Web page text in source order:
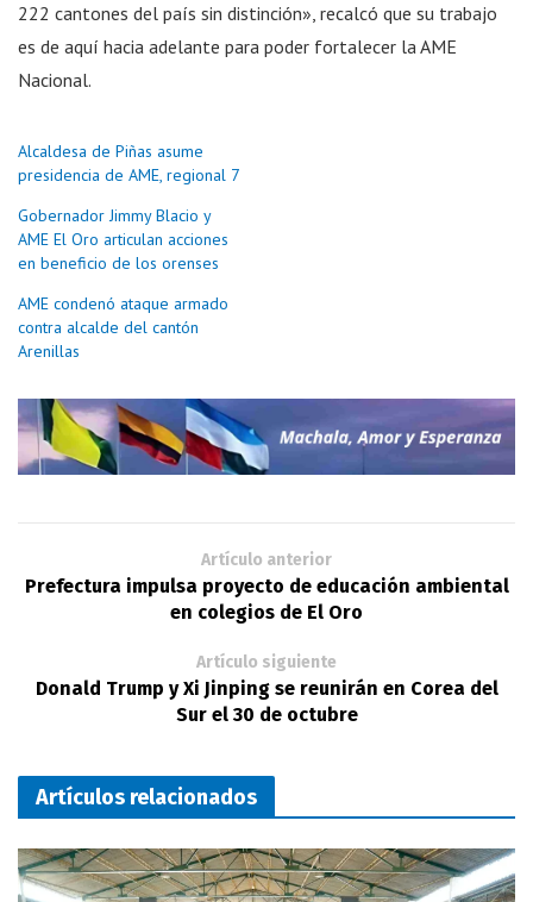
222 cantones del país sin distinción», recalcó que su trabajo
es de aquí hacia adelante para poder fortalecer la AME
Nacional.
Alcaldesa de Piñas asume
presidencia de AME, regional 7
Gobernador Jimmy Blacio y
AME El Oro articulan acciones
en beneficio de los orenses
AME condenó ataque armado
contra alcalde del cantón
Arenillas
Artículo anterior
Prefectura impulsa proyecto de educación ambiental
en colegios de El Oro
Artículo siguiente
Donald Trump y Xi Jinping se reunirán en Corea del
Sur el 30 de octubre
Artículos relacionados